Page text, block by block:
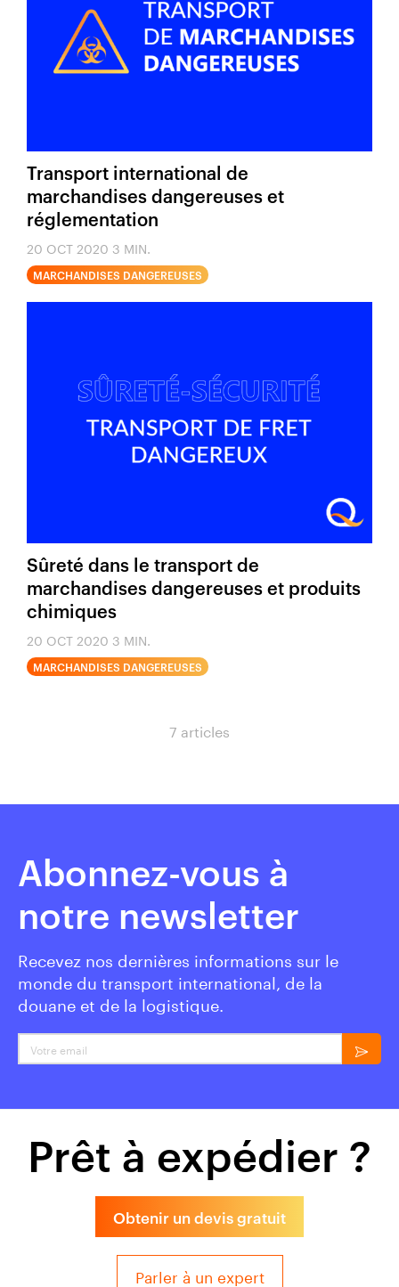
Transport international de
marchandises dangereuses et
réglementation
20 OCT 2020 3 MIN.
MARCHANDISES DANGEREUSES
Sûreté dans le transport de
marchandises dangereuses et produits
chimiques
20 OCT 2020 3 MIN.
MARCHANDISES DANGEREUSES
7 articles
Abonnez-vous à
notre newsletter
Recevez nos dernières informations sur le
monde du transport international, de la
douane et de la logistique.
Votre email
Prêt à expédier ?
Obtenir un devis gratuit
Parler à un expert